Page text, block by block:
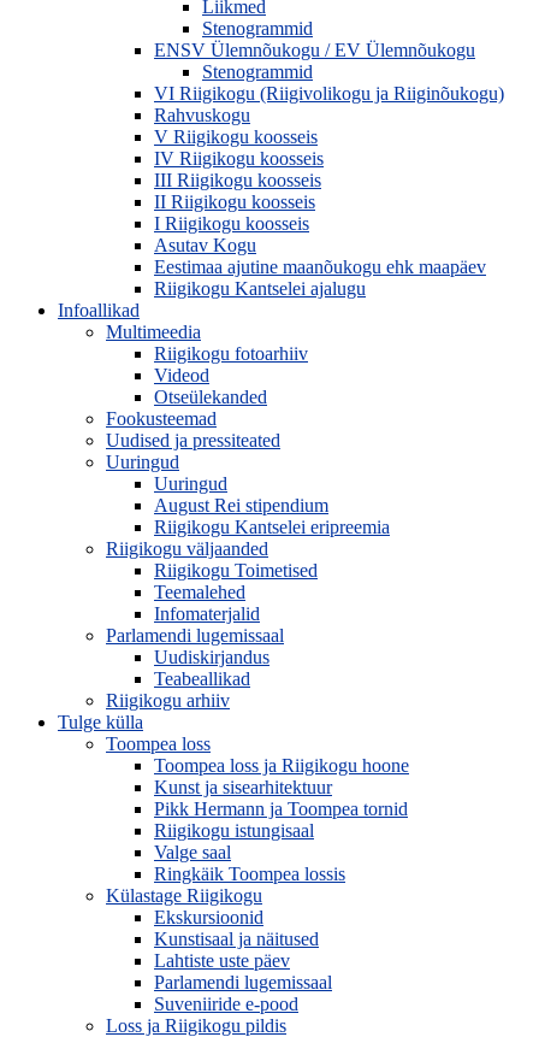
Liikmed
Stenogrammid
ENSV Ülemnõukogu / EV Ülemnõukogu
Stenogrammid
VI Riigikogu (Riigivolikogu ja Riiginõukogu)
Rahvuskogu
V Riigikogu koosseis
IV Riigikogu koosseis
III Riigikogu koosseis
II Riigikogu koosseis
I Riigikogu koosseis
Asutav Kogu
Eestimaa ajutine maanõukogu ehk maapäev
Riigikogu Kantselei ajalugu
Infoallikad
Multimeedia
Riigikogu fotoarhiiv
Videod
Otseülekanded
Fookusteemad
Uudised ja pressiteated
Uuringud
Uuringud
August Rei stipendium
Riigikogu Kantselei eripreemia
Riigikogu väljaanded
Riigikogu Toimetised
Teemalehed
Infomaterjalid
Parlamendi lugemissaal
Uudiskirjandus
Teabeallikad
Riigikogu arhiiv
Tulge külla
Toompea loss
Toompea loss ja Riigikogu hoone
Kunst ja sisearhitektuur
Pikk Hermann ja Toompea tornid
Riigikogu istungisaal
Valge saal
Ringkäik Toompea lossis
Külastage Riigikogu
Ekskursioonid
Kunstisaal ja näitused
Lahtiste uste päev
Parlamendi lugemissaal
Suveniiride e-pood
Loss ja Riigikogu pildis